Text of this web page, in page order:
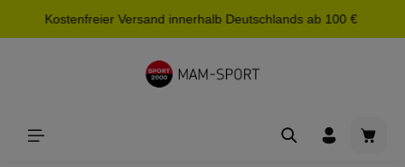
springen
Kostenfreier Versand innerhalb Deutschlands ab 100 €